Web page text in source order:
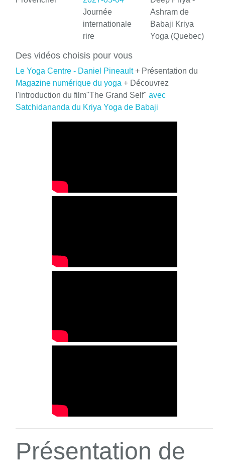
Journée
internationale
rire
Ashram de
Babaji Kriya
Yoga (Quebec)
Des vidéos choisis pour vous
Le Yoga Centre - Daniel Pineault+ Présentation du
Magazine numérique du yoga + Découvrez
l'introduction du film"The Grand Self" avec
Satchidananda du Kriya Yoga de Babaji
Présentation de